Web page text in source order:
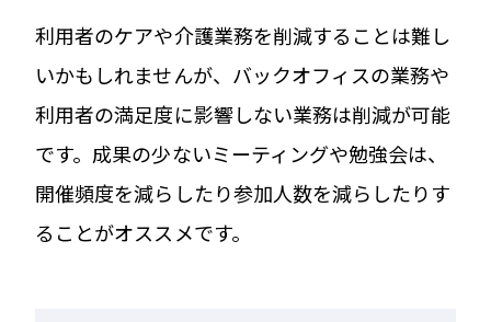
利用者のケアや介護業務を削減することは難し
いかもしれませんが、バックオフィスの業務や
利用者の満足度に影響しない業務は削減が可能
です。成果の少ないミーティングや勉強会は、
開催頻度を減らしたり参加人数を減らしたりす
ることがオススメです。